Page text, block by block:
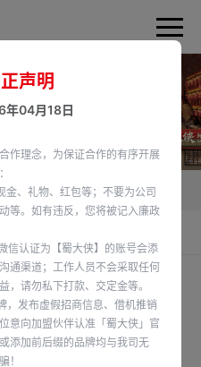
——今天也是蜀大侠的虾滑份子
声明
年04月18日
作理念，为保证合作的有序开展
金、礼物、红包等；不要为公司
等。如有违反，您将被记入廉政
信认证为【蜀大侠】的账号会添
通渠道；工作人员不会采取任何
，请勿私下打款、交定金等。
，发布虚假招商信息、借机推销
意向加盟伙伴认准「蜀大侠」官
添加前后缀的品牌均与我司无
！